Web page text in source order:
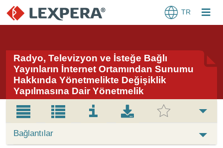
TR
Radyo, Televizyon ve İsteğe Bağlı
Yayınların İnternet Ortamından Sunumu
Hakkında Yönetmelikte Değişiklik
Yapılmasına Dair Yönetmelik
Bağlantılar